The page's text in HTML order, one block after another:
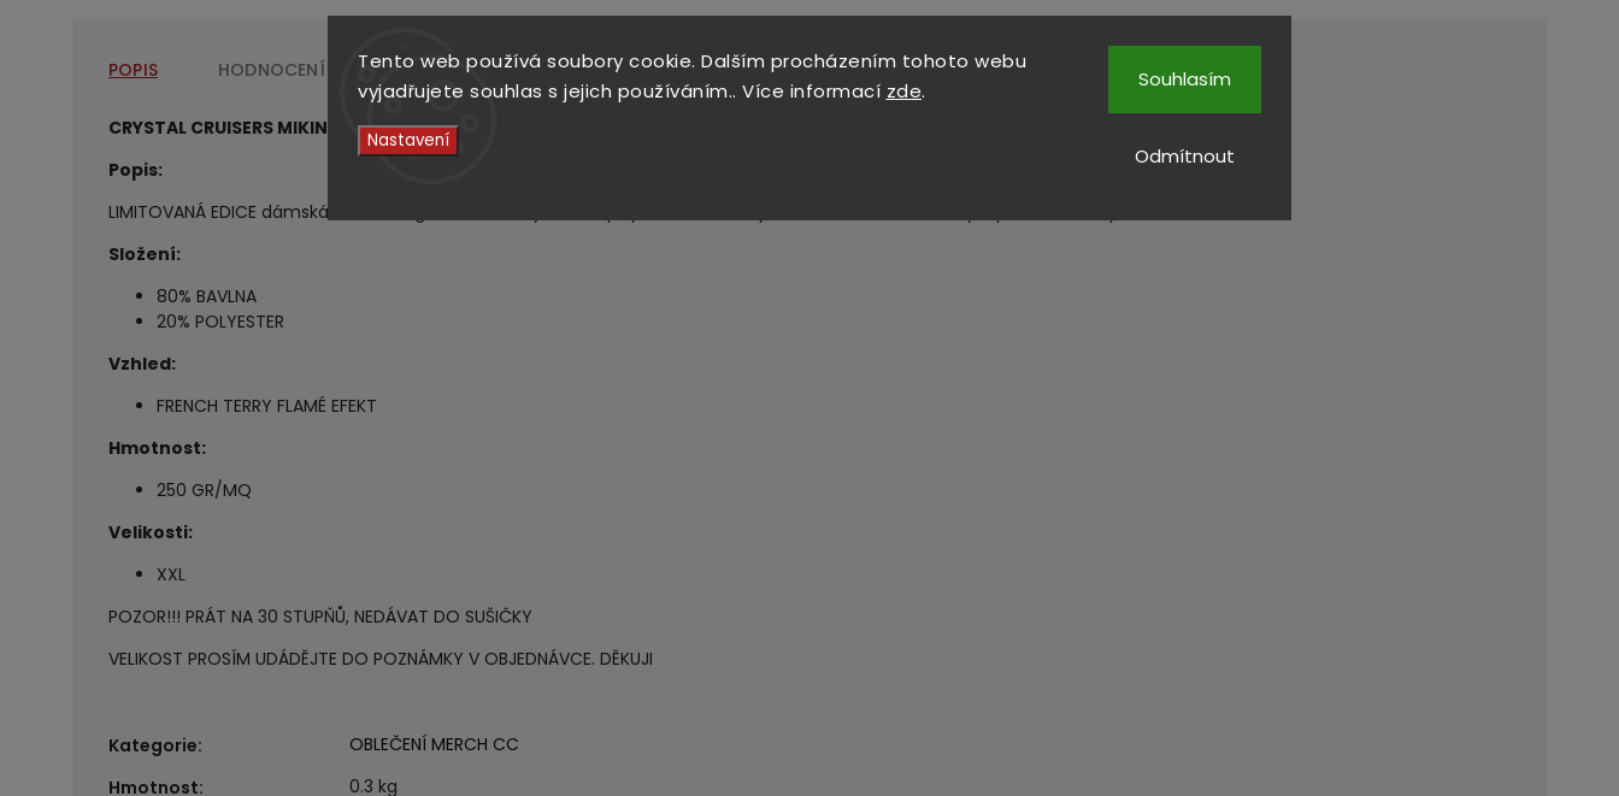
Tento web používá soubory cookie. Dalším procházením tohoto webu
vyjadřujete souhlas s jejich používáním.. Více informací zde.
Nastavení
Odmítnout
Souhlasím
POPIS HODNOCENÍ DISKUZE
CRYSTAL CRUISERS MIKINA šedá
Popis:
LIMITOVANÁ EDICE dámská mikina, raglánové rukávy, hluboký výstřih s elastickým žebrováním, manžety a pas s elastickým žebrováním.
Složení:
80% BAVLNA
20% POLYESTER
Vzhled:
FRENCH TERRY FLAMÉ EFEKT
Hmotnost:
250 GR/MQ
Velikosti:
XXL
POZOR!!! PRÁT NA 30 STUPŇŮ, NEDÁVAT DO SUŠIČKY
VELIKOST PROSÍM UDÁDĚJTE DO POZNÁMKY V OBJEDNÁVCE. DĚKUJI
Kategorie:
OBLEČENÍ MERCH CC
Hmotnost:
0.3 kg